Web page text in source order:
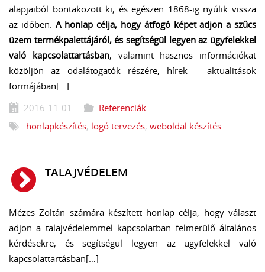
alapjaiból bontakozott ki, és egészen 1868-ig nyúlik vissza
az időben. A honlap célja, hogy átfogó képet adjon a szűcs
üzem termékpalettájáról, és segítségül legyen az ügyfelekkel
való kapcsolattartásban, valamint hasznos információkat
közöljön az odalátogatók részére, hírek – aktualitások
formájában[…]
2016-11-01
Referenciák
honlapkészítés, logó tervezés, weboldal készítés
TALAJVÉDELEM
Mézes Zoltán számára készített honlap célja, hogy választ
adjon a talajvédelemmel kapcsolatban felmerülő általános
kérdésekre, és segítségül legyen az ügyfelekkel való
kapcsolattartásban[…]